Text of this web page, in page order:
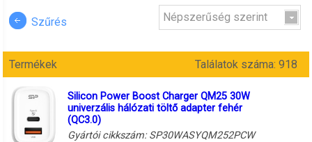
Szűrés Népszerűség szerint
Termékek Találatok száma: 918
Silicon Power Boost Charger QM25 30W
univerzális hálózati töltő adapter fehér
(QC3.0)
Gyártói cikkszám: SP30WASYQM252PCW